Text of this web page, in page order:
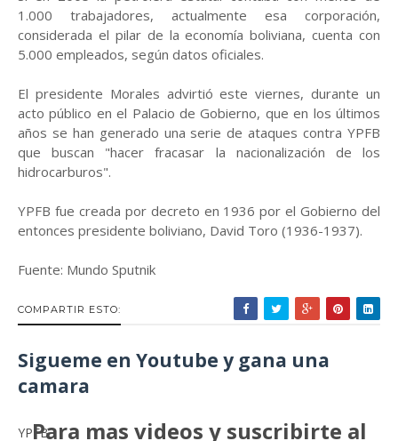
1.000 trabajadores, actualmente esa corporación,
considerada el pilar de la economía boliviana, cuenta con
5.000 empleados, según datos oficiales.
El presidente Morales advirtió este viernes, durante un
acto público en el Palacio de Gobierno, que en los últimos
años se han generado una serie de ataques contra YPFB
que buscan "hacer fracasar la nacionalización de los
hidrocarburos".
YPFB fue creada por decreto en 1936 por el Gobierno del
entonces presidente boliviano, David Toro (1936-1937).
Fuente: Mundo Sputnik
COMPARTIR ESTO:
Sigueme en Youtube y gana una
camara
Para mas videos y suscribirte al
YPFB